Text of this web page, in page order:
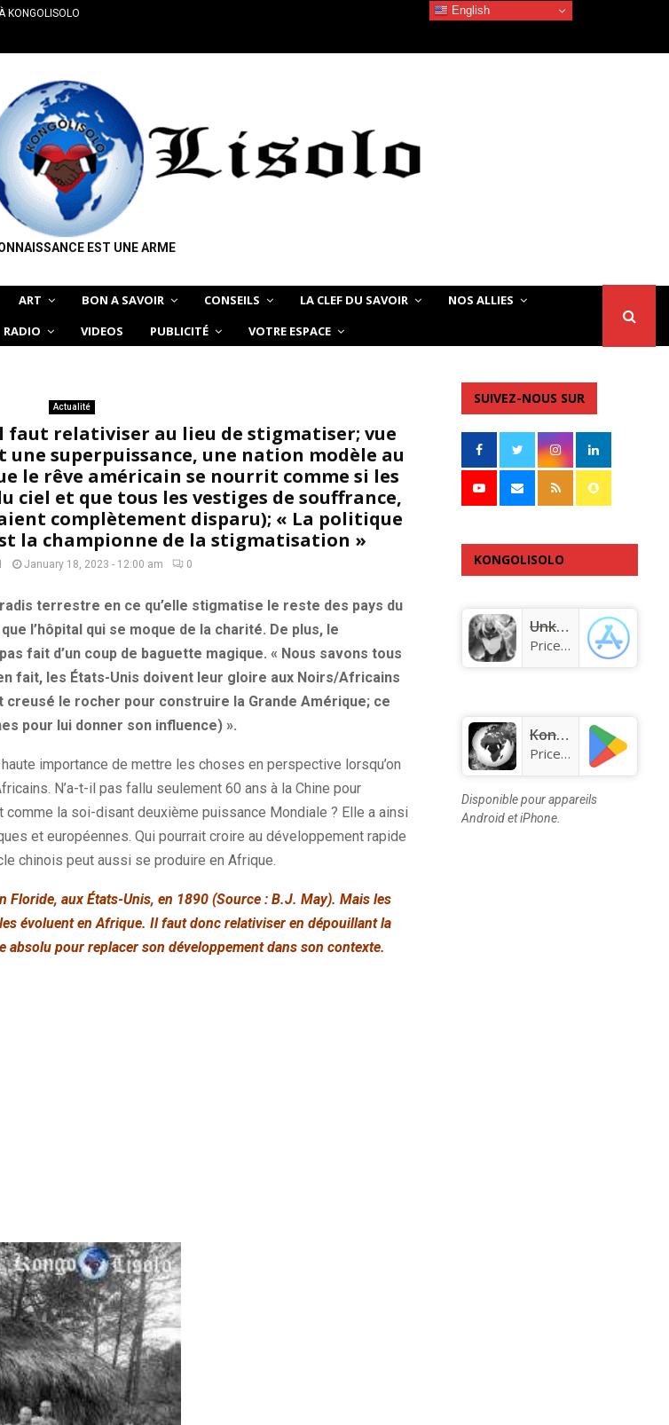
KONGOLISOLO
EST UNE ARME
ART BON A SAVOIR CONSEILS LA CLEF DU SAVOIR
NOS ALLIES
RADIO VIDEOS PUBLICITÉ VOTRE ESPACE
Actualité
faut relativiser au lieu de stigmatiser; vue
une superpuissance, une nation modèle au
le rêve américain se nourrit comme si les
ciel et que tous les vestiges de souffrance,
complètement disparu); « La politique
la championne de la stigmatisation »
January 18, 2023 - 12:00 am 0
terrestre en ce qu’elle stigmatise le reste des pays du
l’hôpital qui se moque de la charité. De plus, le
fait d’un coup de baguette magique. « Nous savons tous
fait, les États-Unis doivent leur gloire aux Noirs/Africains
creusé le rocher pour construire la Grande Amérique; ce
pour lui donner son influence) ».
importance de mettre les choses en perspective lorsqu’on
N’a-t-il pas fallu seulement 60 ans à la Chine pour
comme la soi-disant deuxième puissance Mondiale ? Elle a ainsi
et européennes. Qui pourrait croire au développement rapide
chinois peut aussi se produire en Afrique.
Floride, aux États-Unis, en 1890 (Source : B.J. May). Mais les
évoluent en Afrique. Il faut donc relativiser en dépouillant la
absolu pour replacer son développement dans son contexte.
SUIVEZ-NOUS SUR
KONGOLISOLO
Unknown app
Price:Free
KongoLisolo
Price:Free
Disponible pour appareils
Android et iPhone.
English